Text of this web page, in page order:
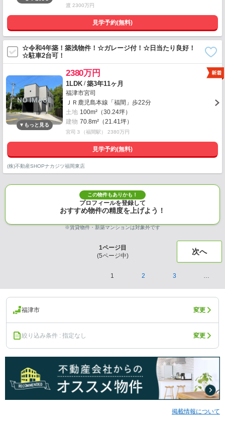
渡 2300万円
見学予約(無料)
☆令和4年築！築浅物件！☆ガレージ付！☆日当たり良好！
☆駐車2台可！
2380万円
1LDK /築3年11ヶ月
福津市宮司
ＪＲ鹿児島本線「福間」歩22分
土地 100m²（30.24坪）
建物 70.8m²（21.41坪）
宮司３（福間駅） 2380万円
見学予約(無料)
(株)不動産SHOPナカジツ福岡東店
この物件もありかも！
プロフィールを登録して
おすすめ物件の精度を上げよう！
※賃貸物件・新築マンションは対象外です
1ページ目
(5ページ中) 次へ
1 2 3 …
福津市 変更
絞り込み条件 : 指定なし 変更
掲載情報について